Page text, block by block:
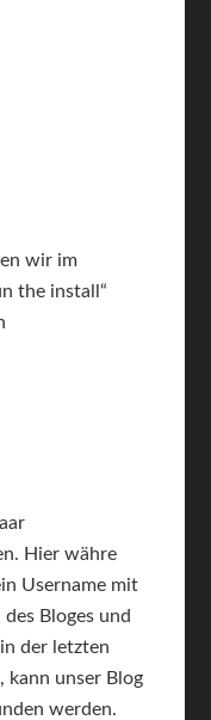
wir im
the install“
Hier währe
Username mit
Bloges und
der letzten
kann unser Blog
werden.